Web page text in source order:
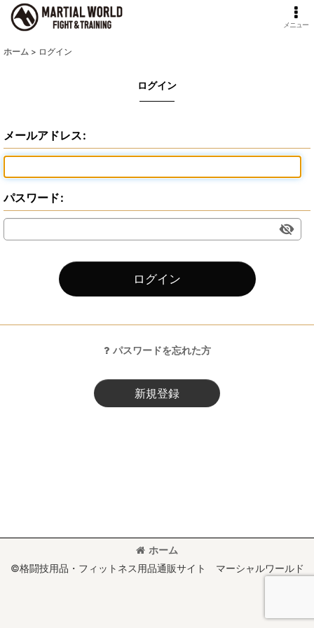
メニュー
ホーム > ログイン
ログイン
メールアドレス:
パスワード:
ログイン
パスワードを忘れた方
新規登録
ホーム
©格闘技用品・フィットネス用品通販サイト マーシャルワールド